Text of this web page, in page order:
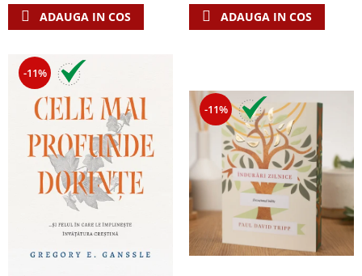
ADAUGA IN COS ADAUGA IN COS
-11%
-11%